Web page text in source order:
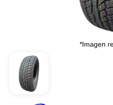
*Imagen